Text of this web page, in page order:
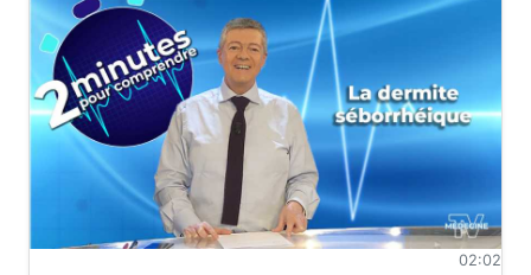
02:02